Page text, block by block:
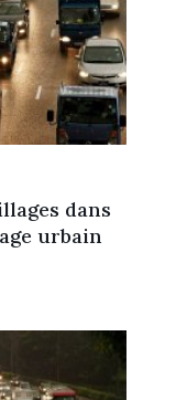
dans
urbain